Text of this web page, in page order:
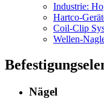
Industrie:
Hartco-
Coil-Clip
Wellen-
Nägel